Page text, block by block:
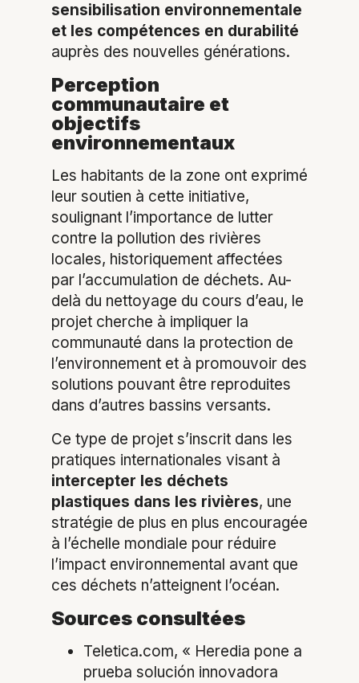
sensibilisation environnementale
et les compétences en durabilité
auprès des nouvelles générations.
Perception
communautaire et
objectifs
environnementaux
Les habitants de la zone ont exprimé
leur soutien à cette initiative,
soulignant l’importance de lutter
contre la pollution des rivières
locales, historiquement affectées
par l’accumulation de déchets. Au-
delà du nettoyage du cours d’eau, le
projet cherche à impliquer la
communauté dans la protection de
l’environnement et à promouvoir des
solutions pouvant être reproduites
dans d’autres bassins versants.
Ce type de projet s’inscrit dans les
pratiques internationales visant à
intercepter les déchets
plastiques dans les rivières, une
stratégie de plus en plus encouragée
à l’échelle mondiale pour réduire
l’impact environnemental avant que
ces déchets n’atteignent l’océan.
Sources consultées
Teletica.com, « Heredia pone a
prueba solución innovadora